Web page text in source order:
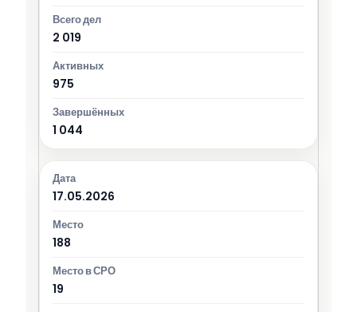
2 019
975
1 044
17.05.2026
188
19